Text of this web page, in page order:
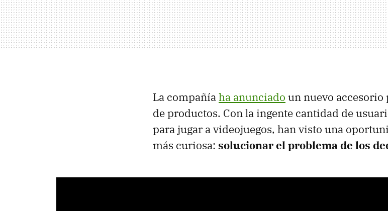
La compañíaha anunciado un nuevo accesorio
de productos. Con la ingente cantidad de
para jugar a videojuegos, han visto una
más curiosa: solucionar el problema de los